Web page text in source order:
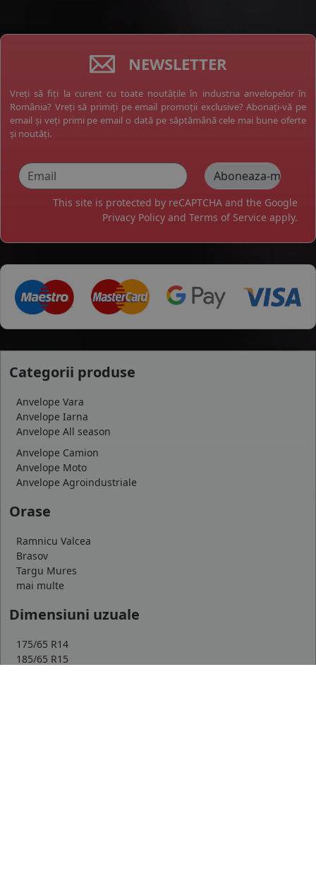
NEWSLETTER
Vreți să fiți la curent cu toate noutățile în industria anvelopelor în
România? Vreți să primiți pe email promoții exclusive? Abonați-vă pe
email și veți primi pe email o dată pe săptămână cele mai bune oferte
și noutăți.
This site is protected by reCAPTCHA and the Google
Privacy Policy and Terms of Service apply.
Categorii produse
Anvelope Vara
Anvelope Iarna
Anvelope All season
Anvelope Camion
Anvelope Moto
Anvelope Agroindustriale
Orase
Ramnicu Valcea
Brasov
Targu Mures
mai multe
Dimensiuni uzuale
175/65 R14
185/65 R15